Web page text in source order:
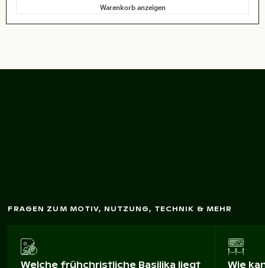
Warenkorb anzeigen
FRAGEN ZUM MOTIV, NUTZUNG, TECHNIK & MEHR
Welche frühchristliche Basilika liegt
Wie